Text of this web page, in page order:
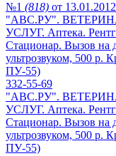
№1 (818) от 13.01.2012
"АВС.РУ".
УСЛУГ. Аптека.
Стационар. Вызов на
ультрозвуком, 500 р.
ПУ-55)
332-55-69
"АВС.РУ".
УСЛУГ. Аптека.
Стационар. Вызов на
ультрозвуком, 500 р.
ПУ-55)